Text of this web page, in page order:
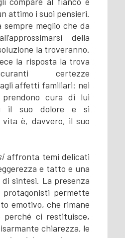
attimo i suoi pensieri.
sempre meglio che da
della
la troveranno.
la risposta la trova
certezze
affetti familiari: nei
cura di lui
il suo dolore e si
è, davvero, il suo
affronta temi delicati
e tatto e una
sintesi. La presenza
permette
emotivo, che rimane
perché ci restituisce,
chiarezza, le